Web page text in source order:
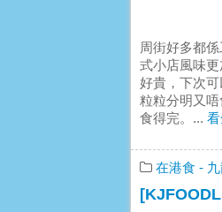
周街好多都
式小店風味
好貴，下次
粒粒分明又
食得完。...
在港食 -